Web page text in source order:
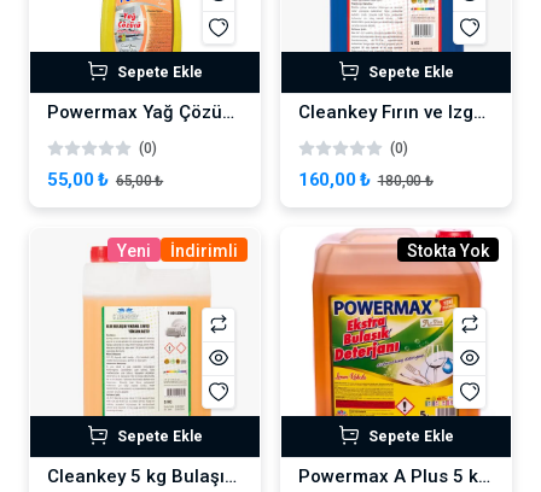
Sepete Ekle
Powermax Yağ Çözücü Sprey 750 ml
(0)
55,00 ₺ 65,00 ₺
Sepete Ekle
Cleankey Fırın ve Izgara temizleyici Yağ Sökücü 5 KG
(0)
160,00 ₺ 180,00 ₺
Yeni İndirimli
Sepete Ekle
Cleankey 5 kg Bulaşık Deterjanı
Stokta Yok
Sepete Ekle
Powermax A Plus 5 kg Bulaşık Deterjanı